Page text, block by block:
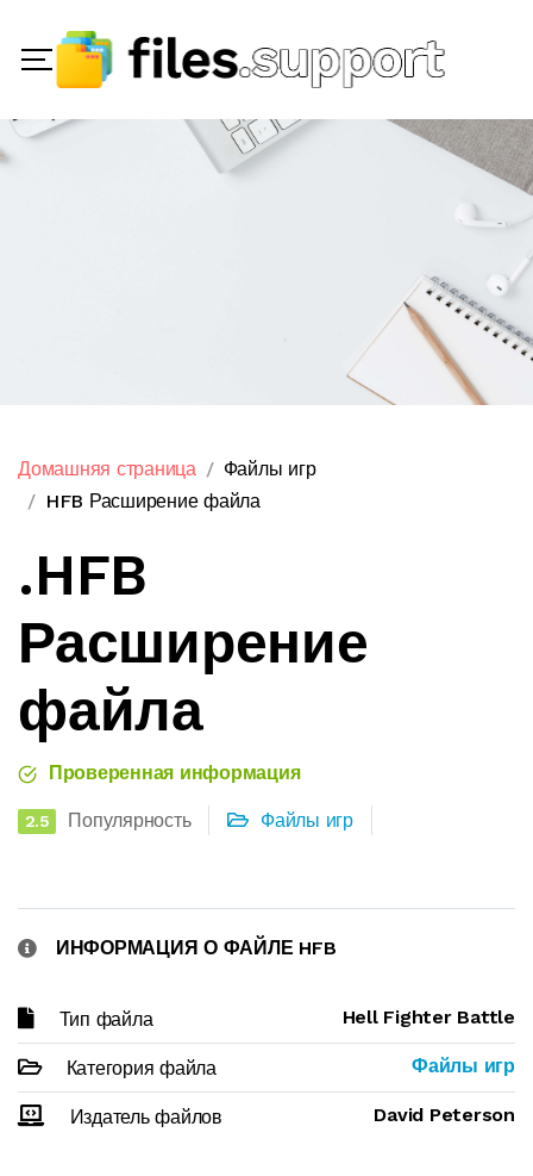
Домашняя страница
Файлы игр
HFB Расширение файла
.HFB
Расширение
файла
Проверенная информация
2.5 Популярность Файлы игр
ИНФОРМАЦИЯ О ФАЙЛЕ HFB
Тип файла Hell Fighter Battle
Категория файла Файлы игр
Издатель файлов David Peterson